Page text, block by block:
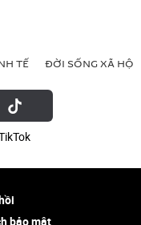
TẾ ĐỜI SỐNG XÃ HỘI
bảo mật